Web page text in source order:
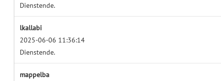
Dienstende.
lkallabi
2025-06-06 11:36:14
Dienstende.
mappelba